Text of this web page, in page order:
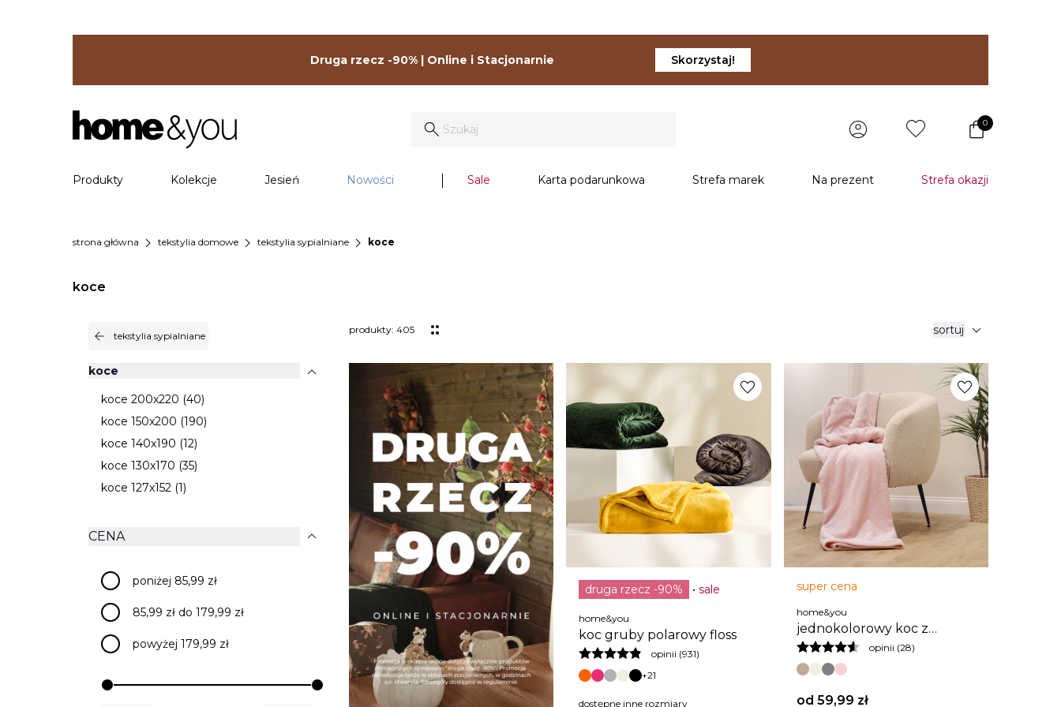
Druga rzecz -90% | Online i Stacjonarnie Skorzystaj!
0
Produkty Kolekcje Jesień Nowości Sale Karta podarunkowa Strefa marek Na prezent Strefa okazji
strona główna chevron_right tekstylia domowe chevron_right tekstylia sypialniane chevron_right koce
koce
arrow_back tekstylia sypialniane
koce expand_more
koce 200x220 (40)
koce 150x200 (190)
koce 140x190 (12)
koce 130x170 (35)
koce 127x152 (1)
CENA expand_more
poniżej 85,99 zł
85,99 zł do 179,99 zł
powyżej 179,99 zł
produkty: 405 sortuj expand_more
favorite
druga rzecz -90% sale
home&you
koc gruby polarowy floss
opinii (931)
+21
dostępne inne rozmiary
favorite
super cena
home&you
jednokolorowy koc z
wytłoczonym wzorem esme
opinii (28)
od 59,99 zł